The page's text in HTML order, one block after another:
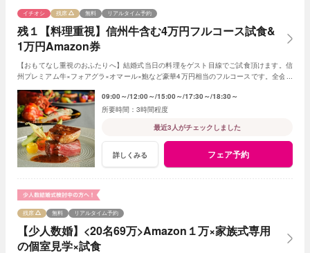
残１【料理重視】信州牛含む4万円フルコース試食&
1万円Amazon券
イチオシ 残席 無料 リアルタイム予約
【おもてなし重視のおふたりへ】結婚式当日の料理をゲスト目線でご試食頂けます。信
州プレミアム牛×フォアグラ×オマール×鮑など豪華4万円相当のフルコースです。全会場
09:00～ 12:00～ 15:00～ 17:30～ 18:30～
3時間程度
最近3人がチェックしました
詳しくみる フェア予約
【少人数婚】<20名69万>Amazon１万×家族式専用
の個室見学×試食
残席 無料 リアルタイム予約